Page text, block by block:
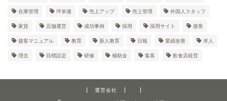
在庫管理 坪単価 売上アップ 売上管理 外国人スタッフ
家賃 店舗運営 成功事例 採用 採用サイト 接客
接客マニュアル 教育 新人教育 日報 業績改善 求人
理念 目標設定 研修 補助金 集客 飲食店経営
運営会社